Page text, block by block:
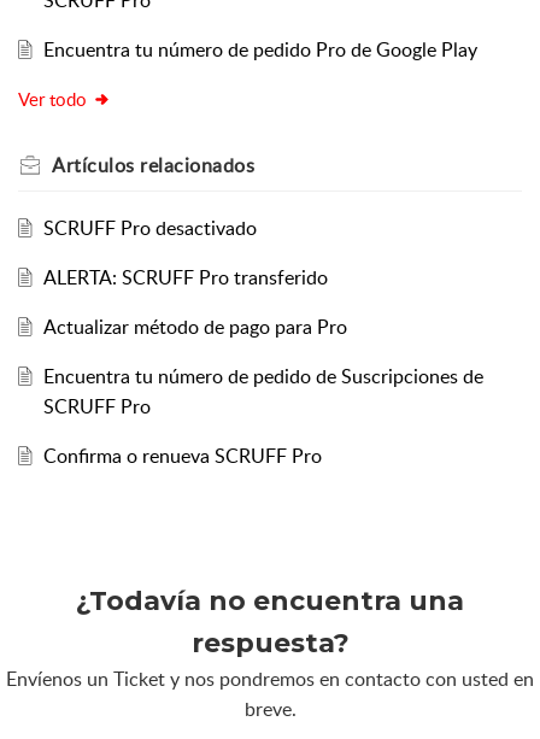
Encuentra tu número de pedido Pro de Google Play
Ver todo
Artículos relacionados
SCRUFF Pro desactivado
ALERTA: SCRUFF Pro transferido
Actualizar método de pago para Pro
Encuentra tu número de pedido de Suscripciones de
SCRUFF Pro
Confirma o renueva SCRUFF Pro
¿Todavía no encuentra una
respuesta?
Envíenos un Ticket y nos pondremos en contacto con usted en
breve.